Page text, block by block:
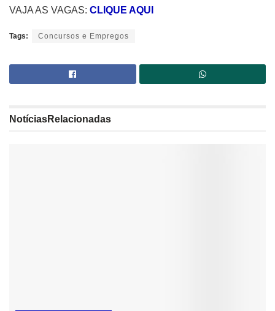
VAJA AS VAGAS: CLIQUE AQUI
Tags: Concursos e Empregos
NotíciasRelacionadas